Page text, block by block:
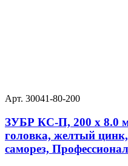
Арт. 30041-80-200
ЗУБР КС-П, 200 х 8.0
головка, желтый
саморез,